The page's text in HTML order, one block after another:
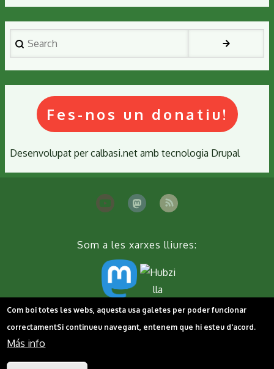
Search
Fes-nos un donatiu!
Desenvolupat percalbasi.net amb tecnologia Drupal
Som a les xarxes lliures:
Cookies Política de privacitat
Com boi totes les webs, aquesta usa galetes per poder funcionar
correctamentSi continueu navegant, entenem que hi esteu d'acord.
Más info